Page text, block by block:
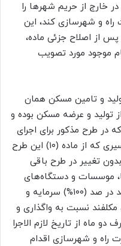
خارج از حریم شهرها را
وزارت راه و شهرسازی کند، این
از اصلاح جزئی ماده،
موجود مورد تصویب
طرح جهش تولید و تامین مسکن همان
از تولید و عرضه مسکن بوده و
طرح مذکور برای اجرای
آن زمان تعیین شده است، لذا با تفسیری که از ماده (۱۰) این طرح
تغییر در طرح باقی
موسسات و دستگاه‌های
دولتی و همچنین شرکت هایی که صد در صد (۱۰۰%) سرمایه و
نسبت به واگذاری و
ماه از تاریخ لازم الاجرا
راه و شهرسازی اقدام